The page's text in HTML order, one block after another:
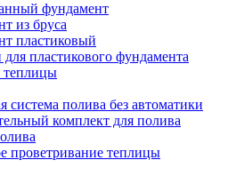
фундамент
из бруса
пластиковый
пластикового фундамента
теплицы
система полива без автоматики
комплект для полива
проветривание теплицы